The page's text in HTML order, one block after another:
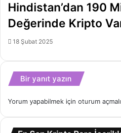
Hindistan’dan 190
Değerinde Kripto
18 Şubat 2025
Bir yanıt yazın
Yorum yapabilmek için oturum